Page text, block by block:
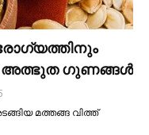
ഈ അത്ഭുത ഗുണങ്ങള്‍
മത്തങ്ങ വിത്ത്